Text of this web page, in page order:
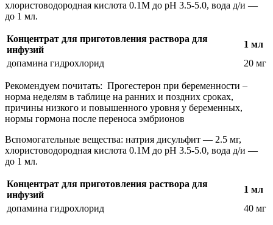
хлористоводородная кислота 0.1М до pH 3.5-5.0, вода д/и —
до 1 мл.
Концентрат для приготовления раствора для
инфузий
1 мл
допамина гидрохлорид
20 мг
Рекомендуем почитать: Прогестерон при беременности –
норма неделям в таблице на ранних и поздних сроках,
причины низкого и повышенного уровня у беременных,
нормы гормона после переноса эмбрионов
Вспомогательные вещества: натрия дисульфит — 2.5 мг,
хлористоводородная кислота 0.1М до pH 3.5-5.0, вода д/и —
до 1 мл.
Концентрат для приготовления раствора для
инфузий
1 мл
допамина гидрохлорид
40 мг